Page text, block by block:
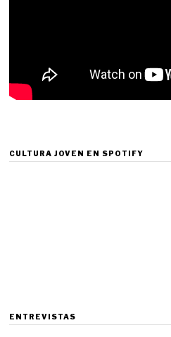
CULTURA JOVEN EN SPOTIFY
ENTREVISTAS